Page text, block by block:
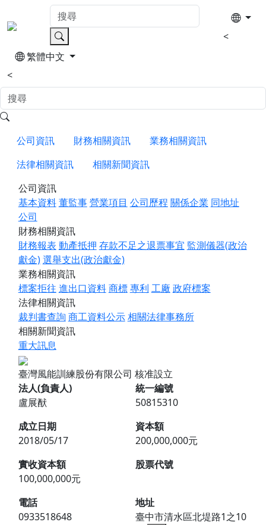
<
繁體中文
<
公司資訊 財務相關資訊
業務相關資訊
法律相關資訊
相關新聞資訊
公司資訊
基本資料董監事營業項目 公司歷程 關係企業 同地址
公司
財務相關資訊
財務報表 動產抵押 存款不足之退票事宜 監測儀器(政治
獻金)選舉支出(政治獻金)
業務相關資訊
標案拒往 進出口資料商標專利 工廠 政府標案
法律相關資訊
裁判書查詢 商工資料公示相關法律事務所
相關新聞資訊
重大訊息
臺灣風能訓練股份有限公司 核准設立
法人(負責人)
盧展猷
統一編號
50815310
成立日期
2018/05/17
資本額
200,000,000元
實收資本額
100,000,000元
股票代號
電話
0933518648
地址
臺中市清水區北堤路1之10